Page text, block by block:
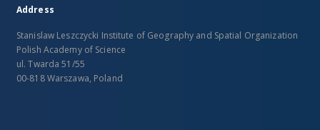
Address
Stanislaw Leszczycki Institute of Geography and Spatial Organization
Polish Academy of Science
ul. Twarda 51/55
00-818 Warszawa, Poland